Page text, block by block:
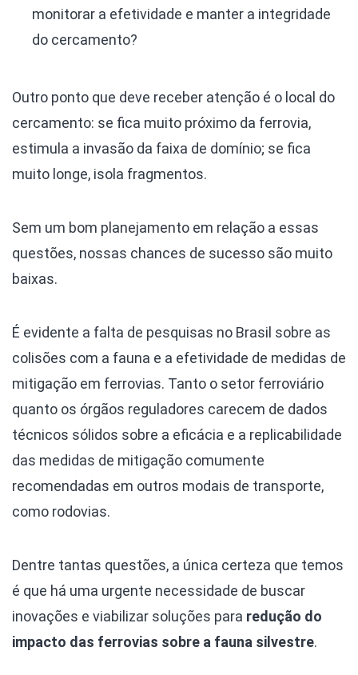
monitorar a efetividade e manter a integridade
do cercamento?
Outro ponto que deve receber atenção é o local do
cercamento: se fica muito próximo da ferrovia,
estimula a invasão da faixa de domínio; se fica
muito longe, isola fragmentos.
Sem um bom planejamento em relação a essas
questões, nossas chances de sucesso são muito
baixas.
É evidente a falta de pesquisas no Brasil sobre as
colisões com a fauna e a efetividade de medidas de
mitigação em ferrovias. Tanto o setor ferroviário
quanto os órgãos reguladores carecem de dados
técnicos sólidos sobre a eficácia e a replicabilidade
das medidas de mitigação comumente
recomendadas em outros modais de transporte,
como rodovias.
Dentre tantas questões, a única certeza que temos
é que há uma urgente necessidade de buscar
inovações e viabilizar soluções para redução do
impacto das ferrovias sobre a fauna silvestre.